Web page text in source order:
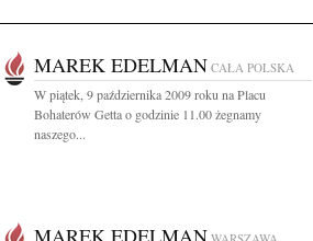
MAREK EDELMAN CAŁA POLSKA
W piątek, 9 października 2009 roku na Placu
Bohaterów Getta o godzinie 11.00 żegnamy
naszego...
MAREK EDELMAN